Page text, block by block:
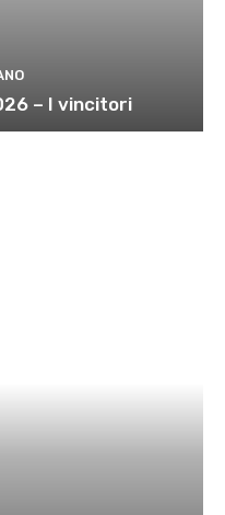
– I vincitori